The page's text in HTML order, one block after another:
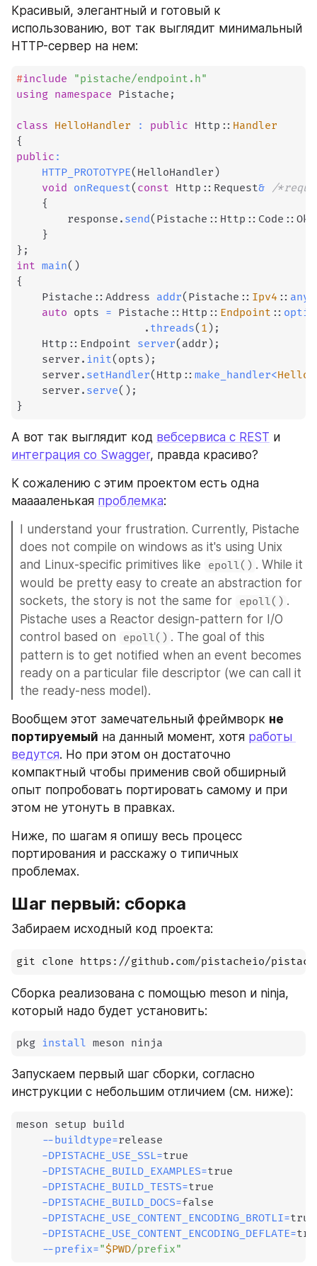
Красивый, элегантный и готовый к
использованию, вот так выглядит минимальный
HTTP-сервер на нем:
#include
"pistache/endpoint.h"
using namespace Pistache ;
class HelloHandler : public Http :: Handler
{
public :
HTTP_PROTOTYPE( HelloHandler )
void onRequest( const Http :: Request&
/
{
        response
. send( Pistache :: Http :: Code ::Ok
}
} ;
int main( )
{
    Pistache
::Address addr( Pistache :: Ipv4 :: any
auto opts = Pistache :: Http :: Endpoint ::
. threads( 1 ) ;
    Http
:: Endpoint server( addr ) ;
    server
. init( opts ) ;
    server
. setHandler( Http ::make_handler<
    server
. serve( ) ;
}
А вот так выглядит код вебсервиса с REST
интеграция со Swagger, правда красиво?
К сожалению с этим проектом есть одна
мааааленькая проблемка:
I understand your frustration. Currently, Pistache
does not compile on windows as it's using Unix
and Linux-specific primitives like
epoll() . While it
would be pretty easy to create an abstraction for
sockets, the story is not the same for epoll() .
Pistache uses a Reactor design-pattern for I/O
control based on
epoll() . The goal of this
pattern is to get notified when an event becomes
ready on a particular file descriptor (we can call it
the ready-ness model).
Вообщем этот замечательный фреймворк не
портируемый на данный момент, хотя работы
ведутся. Но при этом он достаточно
компактный чтобы применив свой обширный
опыт попробовать портировать самому и при
этом не утонуть в правках.
Ниже, по шагам я опишу весь процесс
портирования и расскажу о типичных
проблемах.
Шаг первый: сборка
Забираем исходный код проекта:
git clone https://github.com/pistacheio/
Сборка реализована с помощью meson и ninja,
который надо будет установить:
pkg install meson ninja
Запускаем первый шаг сборки, согласно
инструкции с небольшим отличием (см. ниже):
meson setup
--buildtype=
-DPISTACHE_USE_SSL=
-DPISTACHE_BUILD_EXAMPLES=
-DPISTACHE_BUILD_TESTS=
-DPISTACHE_BUILD_DOCS=
-DPISTACHE_USE_CONTENT_ENCODING_BROTLI=
-DPISTACHE_USE_CONTENT_ENCODING_DEFLATE=
--prefix="$PWD/prefix"